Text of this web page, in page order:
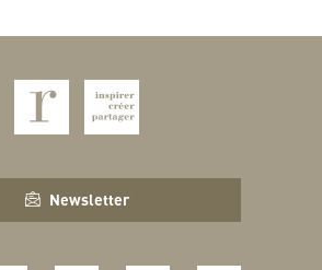
Newsletter